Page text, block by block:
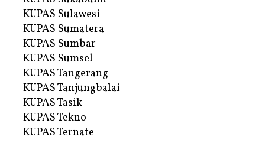
KUPAS Sulawesi
KUPAS Sumatera
KUPAS Sumbar
KUPAS Sumsel
KUPAS Tangerang
KUPAS Tanjungbalai
KUPAS Tasik
KUPAS Tekno
KUPAS Ternate